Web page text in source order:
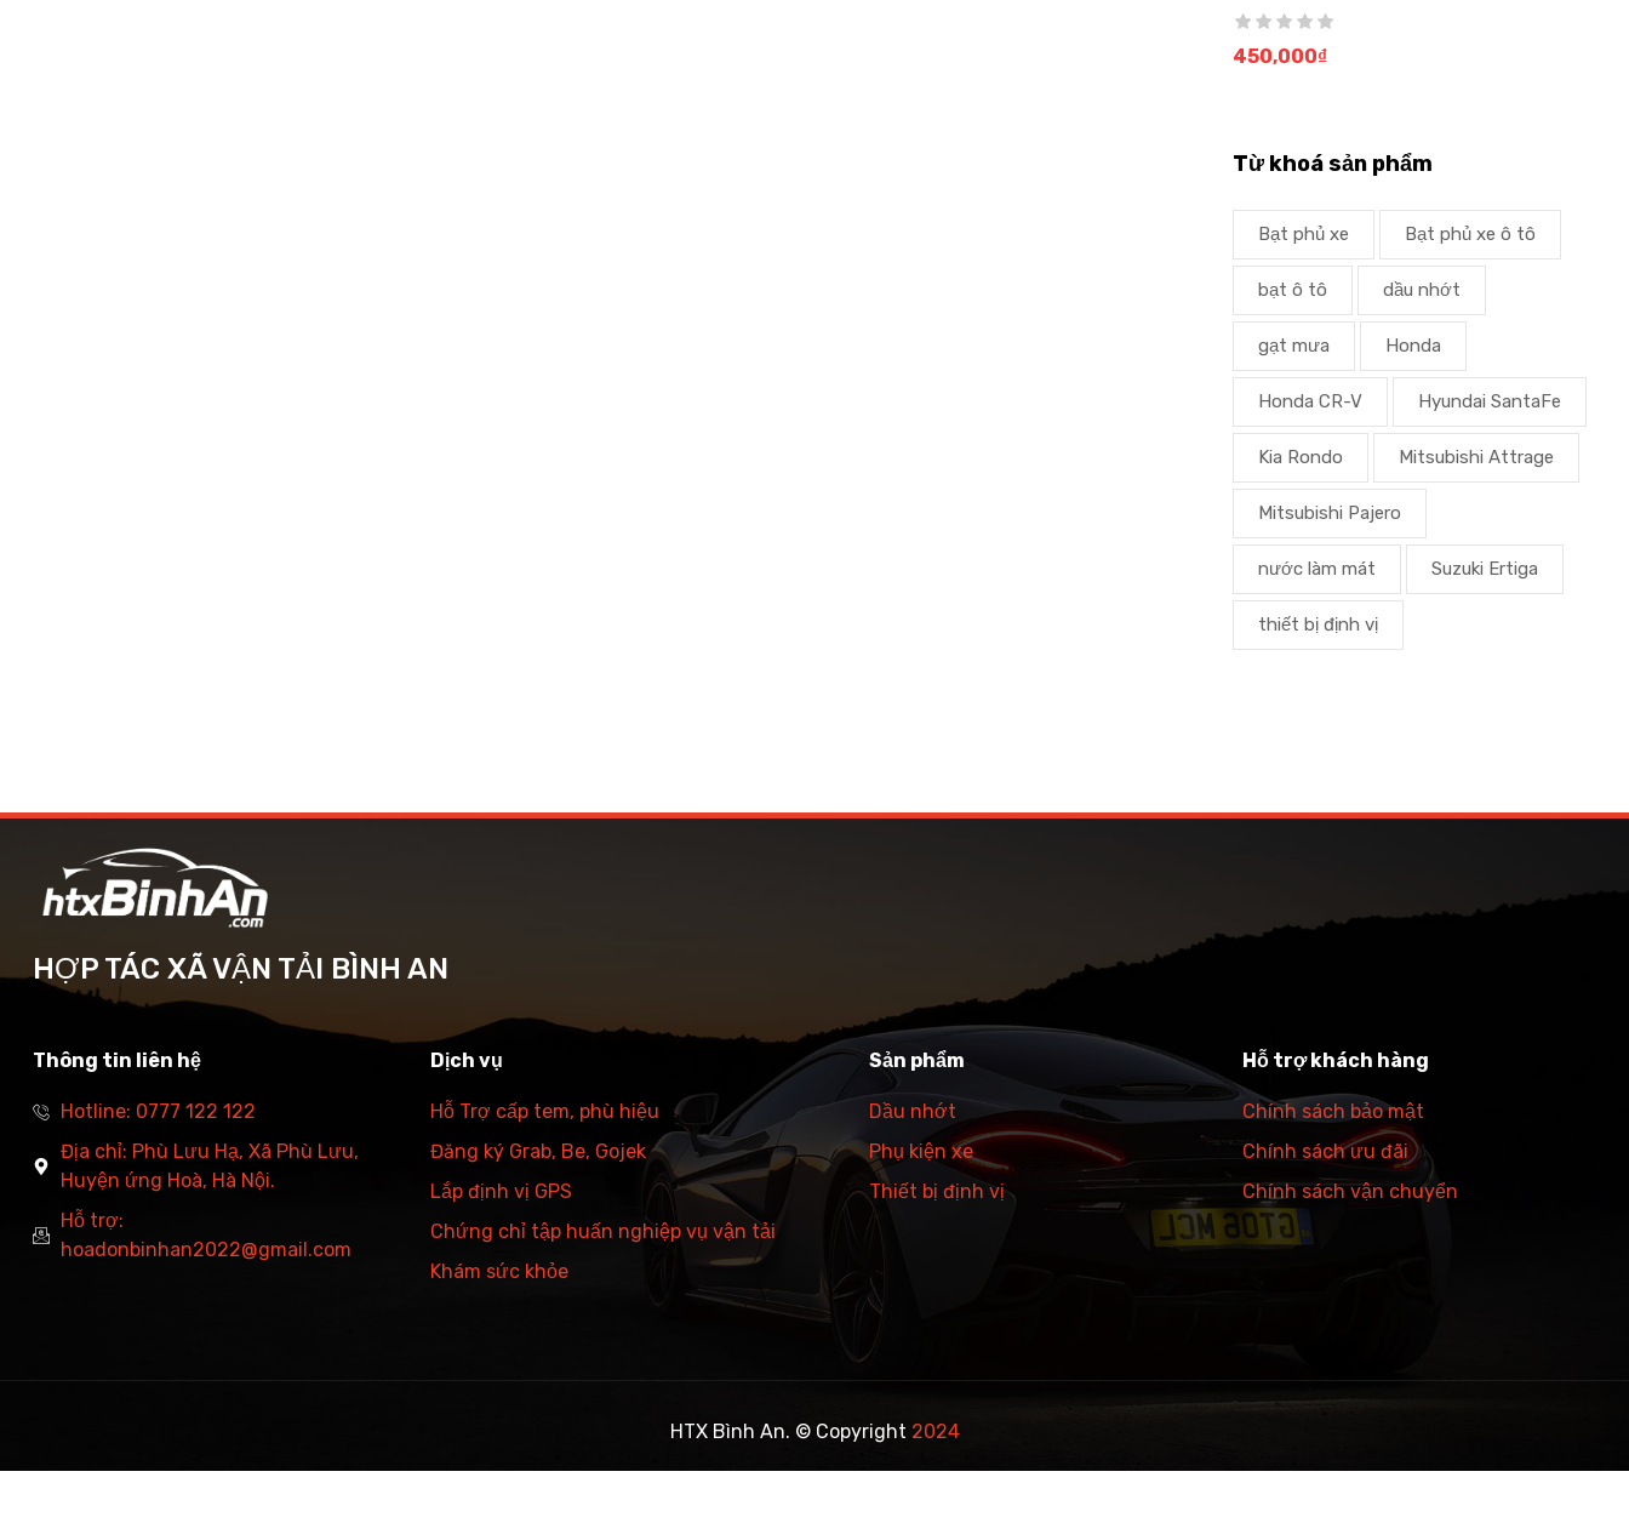
450,000₫
Từ khoá sản phẩm
Bạt phủ xe Bạt phủ xe ô tô
bạt ô tô dầu nhớt
gạt mưa Honda
Honda CR-V Hyundai SantaFe
Kia Rondo Mitsubishi Attrage
Mitsubishi Pajero
nước làm mát Suzuki Ertiga
thiết bị định vị
HỢP TÁC XÃ VẬN TẢI BÌNH AN
Thông tin liên hệ
Hotline: 0777 122 122
Địa chỉ: Phù Lưu Hạ, Xã Phù Lưu,
Huyện ứng Hoà, Hà Nội.
Hỗ trợ:
hoadonbinhan2022@gmail.com
Dịch vụ
Hỗ Trợ cấp tem, phù hiệu
Đăng ký Grab, Be, Gojek
Lắp định vị GPS
Chứng chỉ tập huấn nghiệp vụ vận tải
Khám sức khỏe
Sản phẩm
Dầu nhớt
Phụ kiện xe
Thiết bị định vị
Hỗ trợ khách hàng
Chính sách bảo mật
Chính sách ưu đãi
Chính sách vận chuyển
HTX Bình An. © Copyright 2024